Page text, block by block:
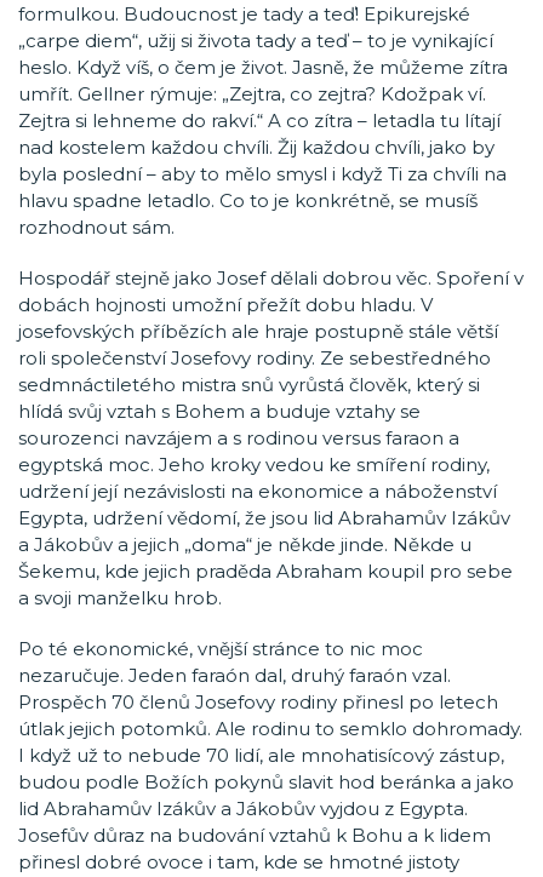
formulkou. Budoucnost je tady a teď! Epikurejské
„carpe diem“, užij si života tady a teď – to je vynikající
heslo. Když víš, o čem je život. Jasně, že můžeme zítra
umřít. Gellner rýmuje: „Zejtra, co zejtra? Kdožpak ví.
Zejtra si lehneme do rakví.“ A co zítra – letadla tu lítají
nad kostelem každou chvíli. Žij každou chvíli, jako by
byla poslední – aby to mělo smysl i když Ti za chvíli na
hlavu spadne letadlo. Co to je konkrétně, se musíš
rozhodnout sám.
Hospodář stejně jako Josef dělali dobrou věc. Spoření v
dobách hojnosti umožní přežít dobu hladu. V
josefovských příbězích ale hraje postupně stále větší
roli společenství Josefovy rodiny. Ze sebestředného
sedmnáctiletého mistra snů vyrůstá člověk, který si
hlídá svůj vztah s Bohem a buduje vztahy se
sourozenci navzájem a s rodinou versus faraon a
egyptská moc. Jeho kroky vedou ke smíření rodiny,
udržení její nezávislosti na ekonomice a náboženství
Egypta, udržení vědomí, že jsou lid Abrahamův Izákův
a Jákobův a jejich „doma“ je někde jinde. Někde u
Šekemu, kde jejich praděda Abraham koupil pro sebe
a svoji manželku hrob.
Po té ekonomické, vnější stránce to nic moc
nezaručuje. Jeden faraón dal, druhý faraón vzal.
Prospěch 70 členů Josefovy rodiny přinesl po letech
útlak jejich potomků. Ale rodinu to semklo dohromady.
I když už to nebude 70 lidí, ale mnohatisícový zástup,
budou podle Božích pokynů slavit hod beránka a jako
lid Abrahamův Izákův a Jákobův vyjdou z Egypta.
Josefův důraz na budování vztahů k Bohu a k lidem
přinesl dobré ovoce i tam, kde se hmotné jistoty